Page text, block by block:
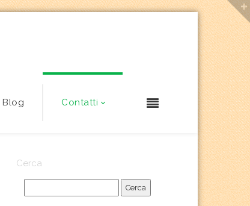
Blog Contatti
Cerca